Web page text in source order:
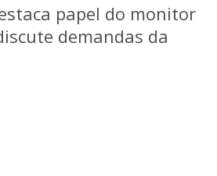
papel do monitor
demandas da